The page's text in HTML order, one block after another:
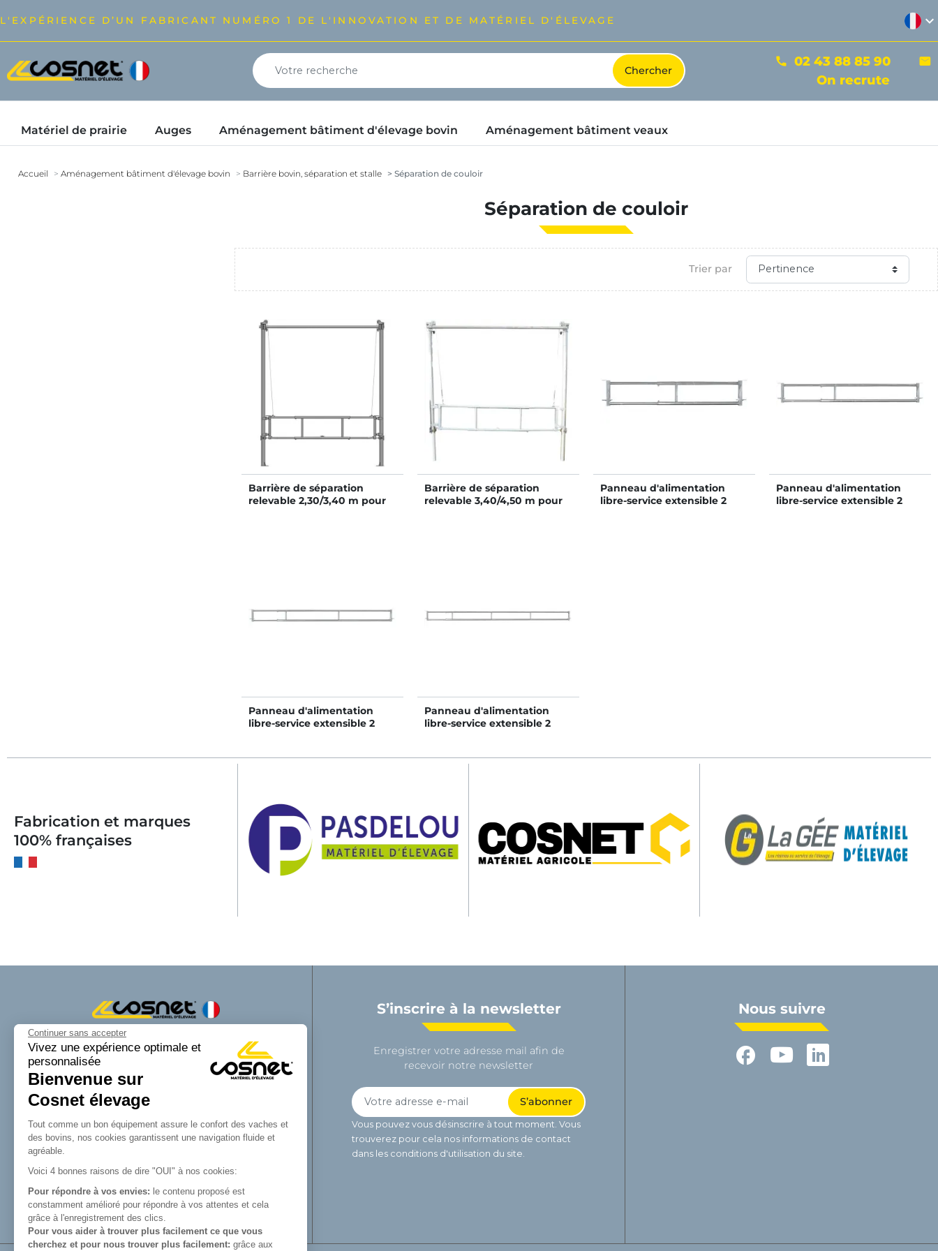
Continuer sans accepter
Vivez une expérience optimale et
personnalisée
Bienvenue sur
Cosnet élevage
Tout comme un bon équipement assure le confort des vaches et
des bovins, nos cookies garantissent une navigation fluide et
agréable.
Voici 4 bonnes raisons de dire "OUI" à nos cookies:
Pour répondre à vos envies: le contenu proposé est
constamment amélioré pour répondre à vos attentes et cela
grâce à l'enregistrement des clics.
Pour vous aider à trouver plus facilement ce que vous
cherchez et pour nous trouver plus facilement: grâce aux
L'EXPÉRIENCE D’UN FABRICANT NUMÉRO 1 DE L'INNOVATION ET DE MATÉRIEL D'ÉLEVAGE expand_more
phone 02 43 88 85 90 mail
On recrute
Matériel de prairie Auges Aménagement bâtiment d'élevage bovin Aménagement bâtiment veaux
Accueil Aménagement bâtiment d'élevage bovin Barrière bovin, séparation et stalle Séparation de couloir
Séparation de couloir
Trier par
Barrière de séparation
relevable 2,30/3,40 m pour
Barrière de séparation
relevable 3,40/4,50 m pour
Panneau d'alimentation
libre-service extensible 2
Panneau d'alimentation
libre-service extensible 2
Panneau d'alimentation
libre-service extensible 2
Panneau d'alimentation
libre-service extensible 2
Fabrication et marques
100% françaises
Cosnet matériel d’élevage est une marque
de la SAS Cosnet. Spécialisée dans la
conception et la fabrication d’équipements
tubulaires pour les bâtiments d’élevage.
Reconnue pour son savoir-faire dans la
fabrication de râteliers de prairie de
barrières, de cornadis et de logettes.
Avec Cosnet, vous faîtes le choix d’un
innovant et de qualité. Vous trouverez tout
le nécessaire pour équiper votre bâtiment
d’élevage.
S’inscrire à la newsletter
Enregistrer votre adresse mail afin de
recevoir notre newsletter
Vous pouvez vous désinscrire à tout moment. Vous
trouverez pour cela nos informations de contact
dans les conditions d'utilisation du site.
Nous suivre